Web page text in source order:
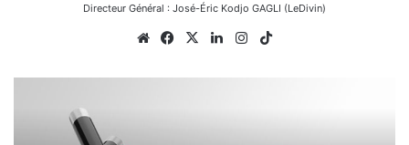
Directeur Général : José-Éric Kodjo GAGLI (LeDivin)
WebsiteFacebook
X LinkedinInstagram